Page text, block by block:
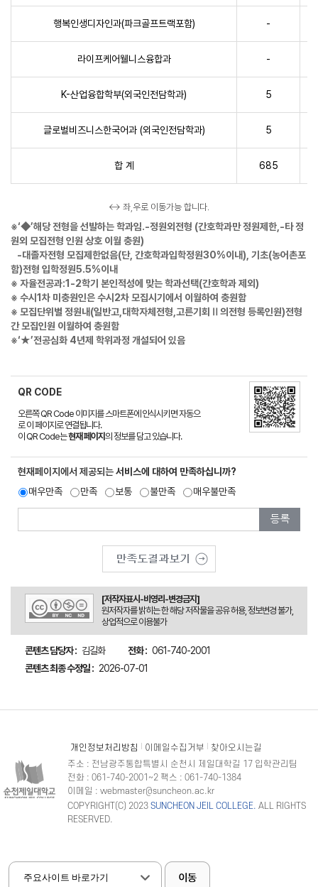
행복인생디자인과(파크골프트랙포함) -
라이프케어웰니스융합과 -
K-산업융합학부(외국인전담학과) 5
글로벌비즈니스한국어과 (외국인전담학과) 5
합 계 685
↔ 좌,우로 이동가능 합니다.
※‘◆’해당 전형을 선발하는 학과임.-정원외전형 (간호학과만 정원제한,-타 정
원외 모집전형 인원 상호 이월 충원)
-대졸자전형 모집제한없음(단, 간호학과입학정원30%이내), 기초(농어촌포
함)전형 입학정원5.5%이내
※ 자율전공과:1-2학기 본인적성에 맞는 학과선택(간호학과 제외)
※ 수시1차 미충원인은 수시2차 모집시기에서 이월하여 충원함
※ 모집단위별 정원내(일반고,대학자체전형,고른기회Ⅱ의전형 등록인원)전형
간 모집인원 이월하여 충원함
※‘★’전공심화 4년제 학위과정 개설되어 있음
QR CODE
오른쪽 QR Code 이미지를 스마트폰에 인식시키면 자동으
로 이 페이지로 연결됩니다.
이 QR Code는현재 페이지의 정보를 담고 있습니다.
현재페이지에서 제공되는서비스에 대하여 만족하십니까?
매우만족
만족 보통 불만족 매우불만족
[저작자표시-비영리-변경금지]
원저작자를 밝히는 한 해당 저작물을 공유 허용, 정보변경 불가,
상업적으로 이용불가
콘텐츠 담당자 : 김길화 전화 : 061-740-2001
콘텐츠 최종 수정일 : 2026-07-01
개인정보처리방침 이메일수집거부
찾아오시는길
주소 : 전남광주통합특별시 순천시 제일대학길 17 입학관리팀
전화 : 061-740-2001~2 팩스 : 061-740-1384
이메일 : webmaster@suncheon.ac.kr
COPYRIGHT(C) 2023 SUNCHEON JEIL COLLEGE. ALL RIGHTS
RESERVED.